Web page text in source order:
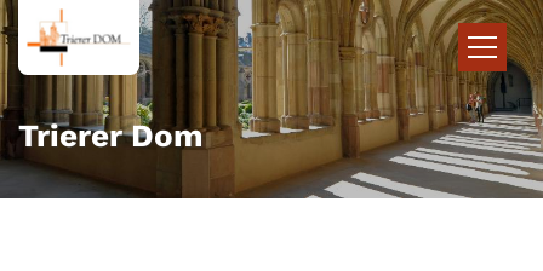
Zum Inhalt springen
Trierer Dom